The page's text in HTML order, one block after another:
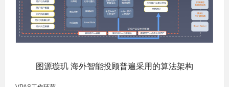
图源璇玑 海外智能投顾普遍采用的算法架构